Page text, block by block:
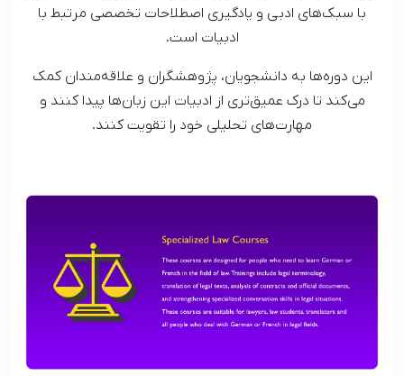
با سبک‌های ادبی و یادگیری اصطلاحات تخصصی مرتبط با
ادبیات است.
این دوره‌ها به دانشجویان، پژوهشگران و علاقه‌مندان کمک
می‌کند تا درک عمیق‌تری از ادبیات این زبان‌ها پیدا کنند و
مهارت‌های تحلیلی خود را تقویت کنند.